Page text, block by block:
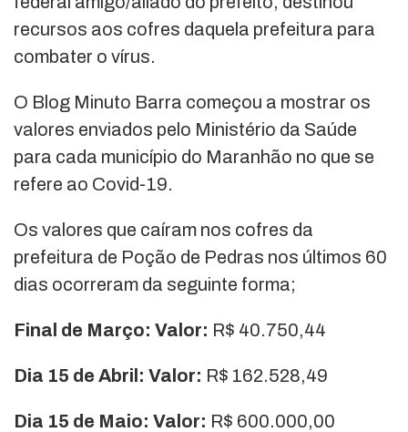
recursos aos cofres daquela prefeitura para
combater o vírus.
O Blog Minuto Barra começou a mostrar os
valores enviados pelo Ministério da Saúde
para cada município do Maranhão no que se
refere ao Covid-19.
Os valores que caíram nos cofres da
prefeitura de Poção de Pedras nos últimos 60
dias ocorreram da seguinte forma;
Final de Março: Valor: R$ 40.750,44
Dia 15 de Abril: Valor: R$ 162.528,49
Dia 15 de Maio: Valor: R$ 600.000,00